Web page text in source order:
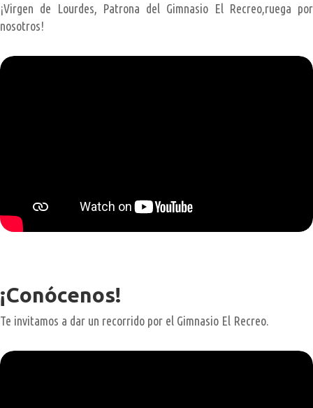
¡Virgen de Lourdes, Patrona del Gimnasio El Recreo,ruega por
nosotros!
¡Conócenos!
Te invitamos a dar un recorrido por el Gimnasio El Recreo.